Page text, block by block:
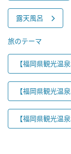
露天風呂
旅のテーマ
【福岡県観光温
【福岡県観光温
【福岡県観光温